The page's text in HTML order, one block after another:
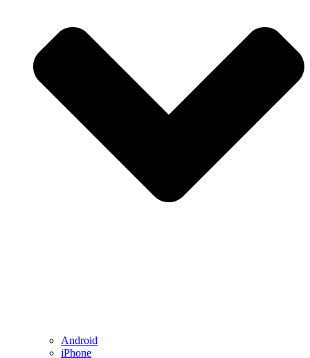
Android
iPhone